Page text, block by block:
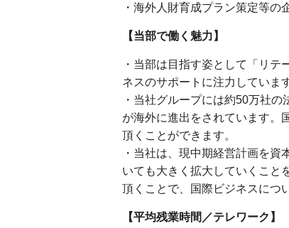
・海外人財育成プラン策定等の
【当部で働く魅力】
・当部は目指す姿として「リ
ネスのサポートに注力しています
・当社グループには約50万社
が海外に進出をされています。
頂くことができます。
・当社は、現中期経営計画を
いても大きく拡大していくこと
頂くことで、国際ビジネスにつ
【平均残業時間／テレワーク】